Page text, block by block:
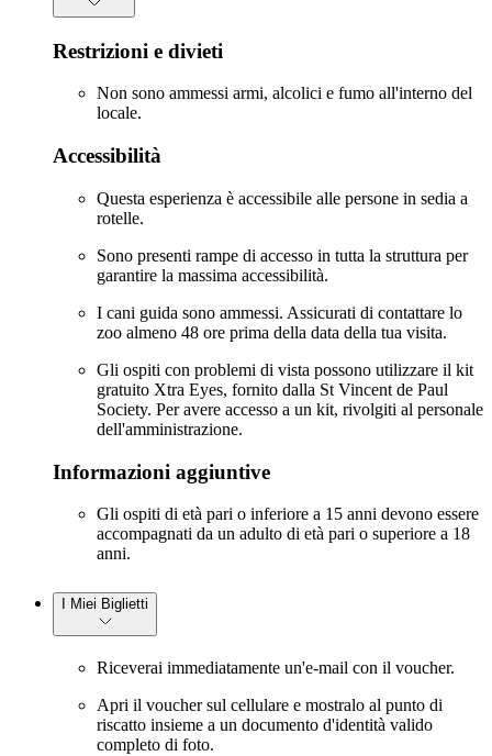
Restrizioni e divieti
Non sono ammessi armi, alcolici e fumo all'interno del
locale.
Accessibilità
Questa esperienza è accessibile alle persone in sedia a
rotelle.
Sono presenti rampe di accesso in tutta la struttura per
garantire la massima accessibilità.
I cani guida sono ammessi. Assicurati di contattare lo
zoo almeno 48 ore prima della data della tua visita.
Gli ospiti con problemi di vista possono utilizzare il kit
gratuito Xtra Eyes, fornito dalla St Vincent de Paul
Society. Per avere accesso a un kit, rivolgiti al personale
dell'amministrazione.
Informazioni aggiuntive
Gli ospiti di età pari o inferiore a 15 anni devono essere
accompagnati da un adulto di età pari o superiore a 18
anni.
I Miei Biglietti
Riceverai immediatamente un'e-mail con il voucher.
Apri il voucher sul cellulare e mostralo al punto di
riscatto insieme a un documento d'identità valido
completo di foto.